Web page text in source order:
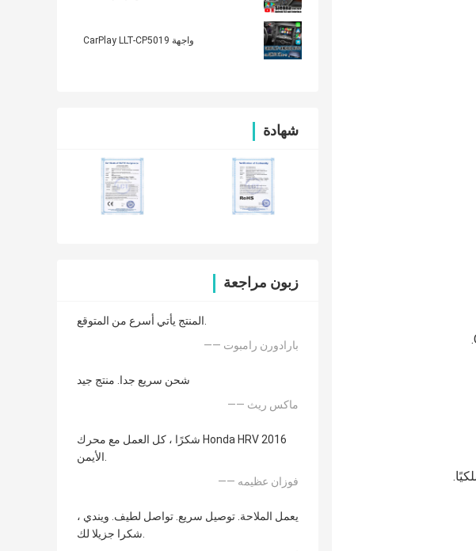
واجهة CarPlay LLT-CP5019
شهادة
زبون مراجعة
المنتج يأتي أسرع من المتوقع.
—— بارادورن رامبوت
شحن سريع جدا. منتج جيد
—— ماكس ريث
شكرًا ، كل العمل مع محرك Honda HRV 2016
الأيمن.
—— فوزان عظيمه
يعمل الملاحة. توصيل سريع. تواصل لطيف. ويندي ،
شكرا جزيلا لك.